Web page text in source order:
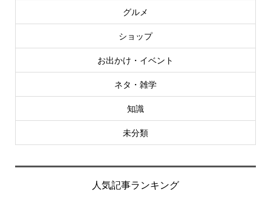
グルメ
ショップ
お出かけ・イベント
ネタ・雑学
知識
未分類
人気記事ランキング